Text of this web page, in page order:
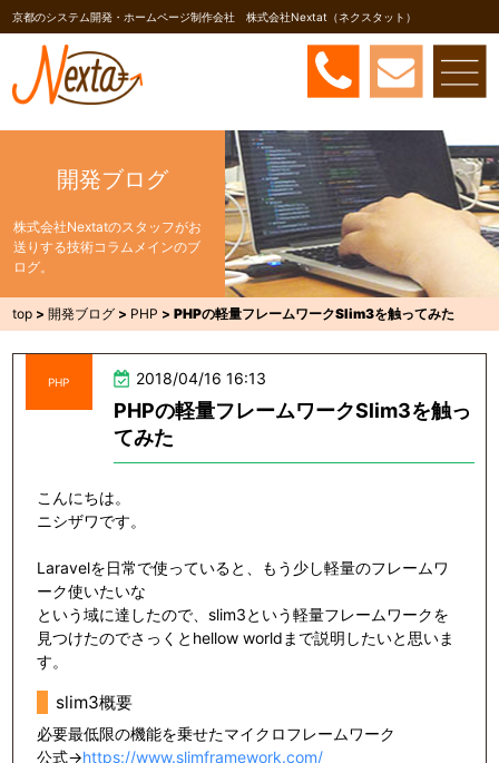
京都のシステム開発・ホームページ制作会社 株式会社Nextat（ネクスタット）
開発ブログ
株式会社Nextatのスタッフがお
送りする技術コラムメインのブ
ログ。
top >開発ブログ > PHP >PHPの軽量フレームワークSlim3を触ってみた
PHP 2018/04/16 16:13
PHPの軽量フレームワークSlim3を触っ
てみた
こんにちは。
ニシザワです。
Laravelを日常で使っていると、もう少し軽量のフレームワ
ーク使いたいな
という域に達したので、slim3という軽量フレームワークを
見つけたのでさっくとhellow worldまで説明したいと思いま
す。
slim3概要
必要最低限の機能を乗せたマイクロフレームワーク
公式→https://www.slimframework.com/